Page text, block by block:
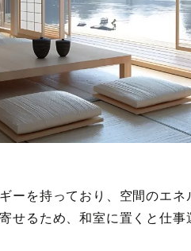
ーを持っており、空間のエネ
せるため、和室に置くと仕